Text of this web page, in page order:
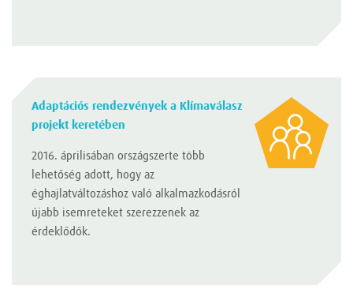
Adaptációs rendezvények a Klímaválasz
projekt keretében
2016. áprilisában országszerte több
lehetőség adott, hogy az
éghajlatváltozáshoz való alkalmazkodásról
újabb isemreteket szerezzenek az
érdeklődők.